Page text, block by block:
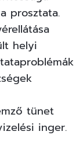
prosztata.
helyi
tünet
inger.